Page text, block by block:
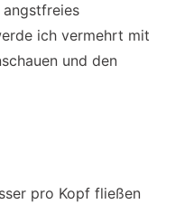
ich vermehrt mit
und den
pro Kopf fließen